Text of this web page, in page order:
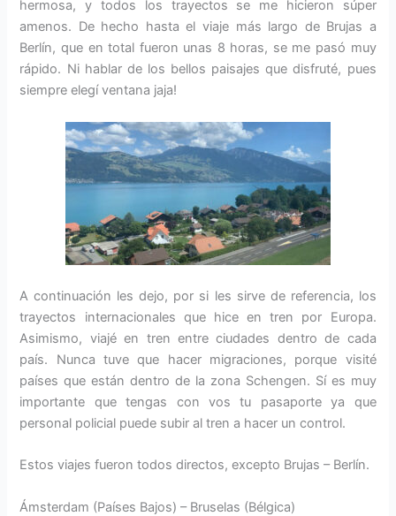
hermosa, y todos los trayectos se me hicieron súper
amenos. De hecho hasta el viaje más largo de Brujas a
Berlín, que en total fueron unas 8 horas, se me pasó muy
rápido. Ni hablar de los bellos paisajes que disfruté, pues
siempre elegí ventana jaja!
A continuación les dejo, por si les sirve de referencia, los
trayectos internacionales que hice en tren por Europa.
Asimismo, viajé en tren entre ciudades dentro de cada
país. Nunca tuve que hacer migraciones, porque visité
países que están dentro de la zona Schengen. Sí es muy
importante que tengas con vos tu pasaporte ya que
personal policial puede subir al tren a hacer un control.
Estos viajes fueron todos directos, excepto Brujas – Berlín.
Ámsterdam (Países Bajos) – Bruselas (Bélgica)